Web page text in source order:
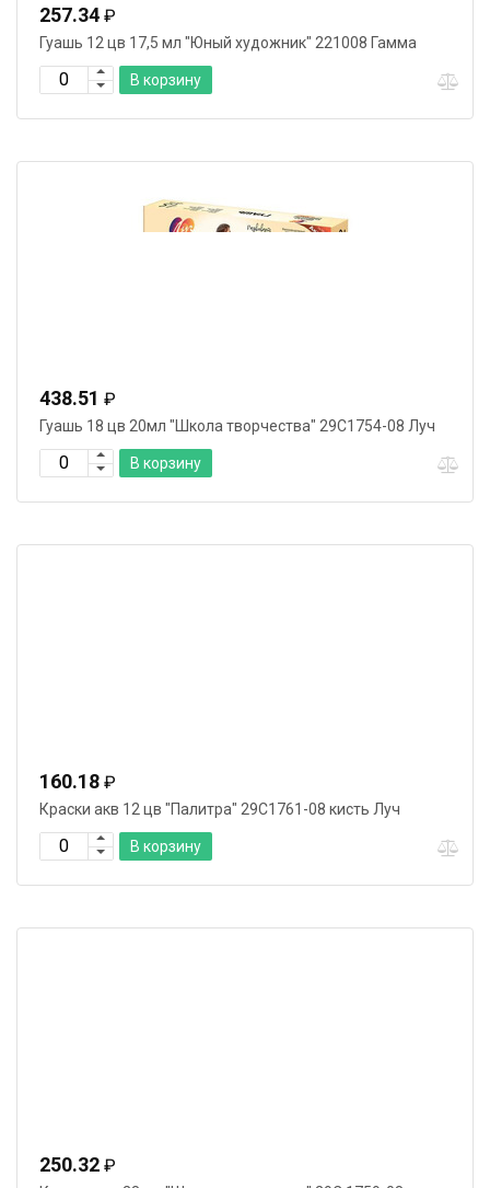
257.34 ₽
Гуашь 12 цв 17,5 мл "Юный художник" 221008 Гамма
В корзину
438.51 ₽
Гуашь 18 цв 20мл "Школа творчества" 29С1754-08 Луч
В корзину
160.18 ₽
Краски акв 12 цв "Палитра" 29С1761-08 кисть Луч
В корзину
250.32 ₽